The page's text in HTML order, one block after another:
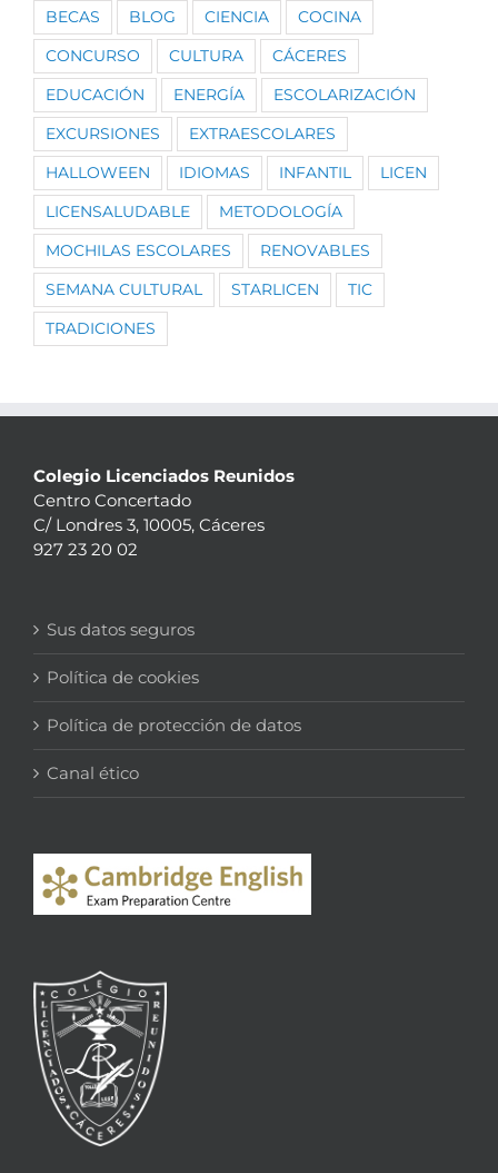
BECAS BLOG CIENCIA COCINA
CONCURSO CULTURA CÁCERES
EDUCACIÓN ENERGÍA ESCOLARIZACIÓN
EXCURSIONES EXTRAESCOLARES
HALLOWEEN IDIOMAS INFANTIL LICEN
LICENSALUDABLE METODOLOGÍA
MOCHILAS ESCOLARES RENOVABLES
SEMANA CULTURAL STARLICEN TIC
TRADICIONES
Colegio Licenciados Reunidos
Centro Concertado
C/ Londres 3, 10005, Cáceres
927 23 20 02
Sus datos seguros
Política de cookies
Política de protección de datos
Canal ético